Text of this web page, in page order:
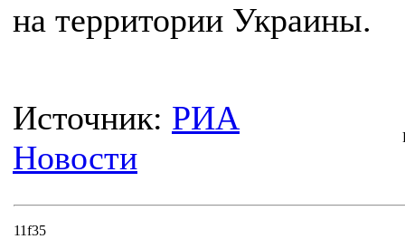
на территории Украины.
Источник: РИА
Новости
11f35